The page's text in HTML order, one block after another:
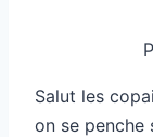
Salut les
on se penche